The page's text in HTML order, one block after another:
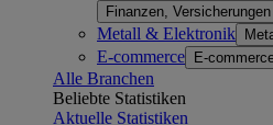
Finanzen,
Metall & Elektronik
E-commerce E-
Alle Branchen
Beliebte Statistiken
Aktuelle Statistiken